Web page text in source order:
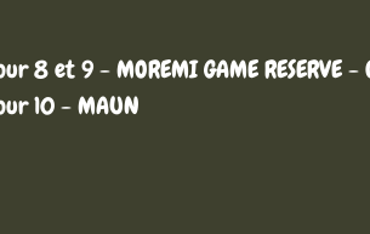
8 et 9 - MOREMI GAME RESERVE -
10 - MAUN